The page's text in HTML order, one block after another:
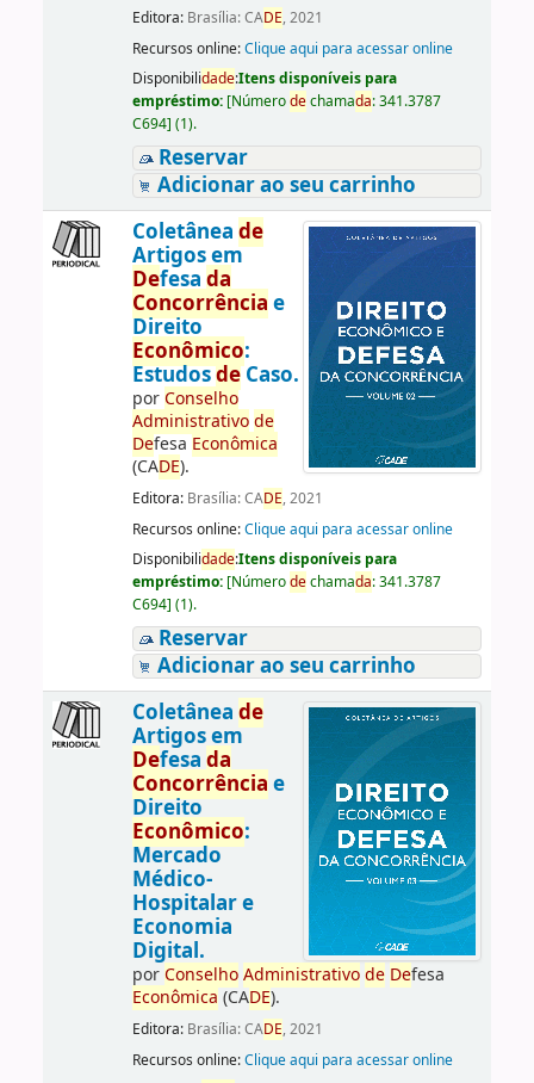
Editora: Brasília: CADE, 2021
Recursos online:Clique aqui para acessar online
Disponibilidade:Itens disponíveis para
empréstimo: [Númerodechamada:341.3787
C694] (1).
Reservar
Adicionar ao seu carrinho
Coletânea de
Artigos em
Defesa da
Concorrência e
Direito
Econômico:
EstudosdeCaso.
porConselho
Administrativo de
Defesa Econômica
(CADE).
Editora: Brasília: CADE, 2021
Recursos online:Clique aqui para acessar online
Disponibilidade:Itens disponíveis para
empréstimo: [Númerodechamada:341.3787
C694] (1).
Reservar
Adicionar ao seu carrinho
Coletânea de
Artigos em
Defesa da
Concorrência e
Direito
Econômico:
Mercado
Médico-
Hospitalar e
Economia
Digital.
porConselho Administrativo de Defesa
Econômica (CADE).
Editora: Brasília: CADE, 2021
Recursos online:Clique aqui para acessar online